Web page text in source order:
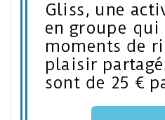
Gliss, une
en groupe
moments de
plaisir
sont de 25 €